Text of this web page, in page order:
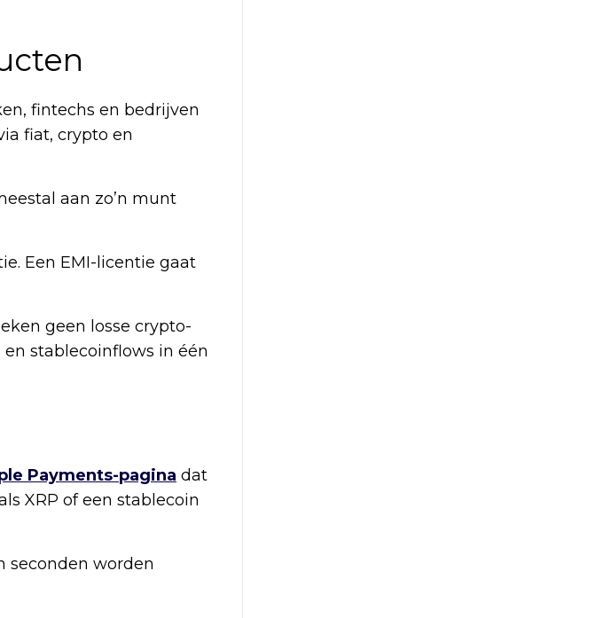
fintechs en bedrijven
fiat, crypto en
aan zo’n munt
Een EMI-licentie gaat
geen losse crypto-
stablecoinflows in één
Payments-pagina dat
XRP of een stablecoin
seconden worden